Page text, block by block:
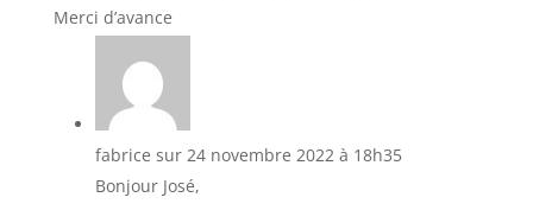
Merci d’avance
fabrice sur 24 novembre 2022 à 18h35
Bonjour José,